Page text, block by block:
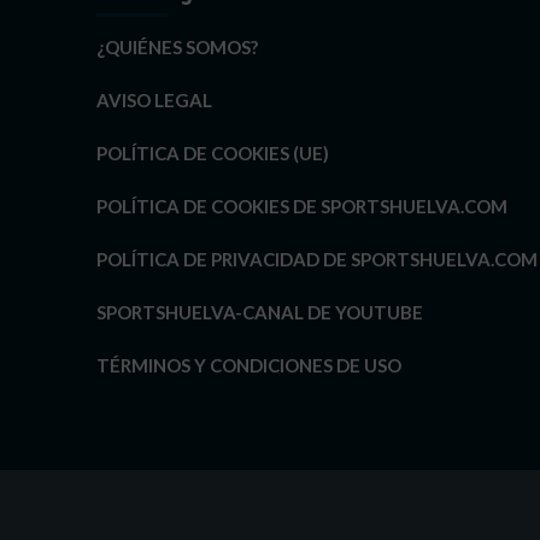
¿QUIÉNES SOMOS?
AVISO LEGAL
POLÍTICA DE COOKIES (UE)
POLÍTICA DE COOKIES DE SPORTSHUELVA.COM
POLÍTICA DE PRIVACIDAD DE SPORTSHUELVA.COM
SPORTSHUELVA-CANAL DE YOUTUBE
TÉRMINOS Y CONDICIONES DE USO